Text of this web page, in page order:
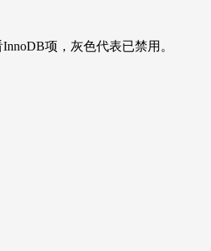
项，灰色代表已禁用。